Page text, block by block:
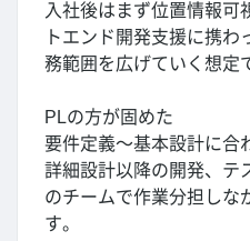
入社後はまず位置情報可
トエンド開発支援に携
務範囲を広げていく想定
PLの方が固めた
要件定義～基本設計に合
詳細設計以降の開発、テ
のチームで作業分担しな
す。